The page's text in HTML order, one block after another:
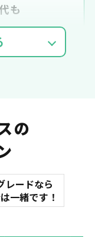
も
マット
バイザー
の
レードなら
一緒です！